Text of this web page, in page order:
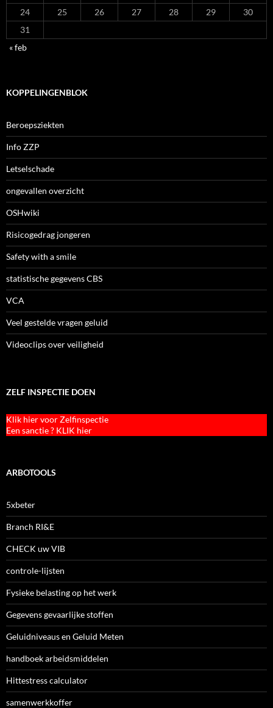
24
25 26 27 28 29
30
31
« feb
KOPPELINGENBLOK
Beroepsziekten
Info ZZP
Letselschade
ongevallen overzicht
OSHwiki
Risicogedrag jongeren
Safety with a smile
statistische gegevens CBS
VCA
Veel gestelde vragen geluid
Videoclips over veiligheid
ZELF INSPECTIE DOEN
Klik hier voor Zelfinspectie
Een sanctie ? KLIK hier
ARBOTOOLS
5xbeter
Branch RI&E
CHECK uw VIB
controle-lijsten
Fysieke belasting op het werk
Gegevens gevaarlijke stoffen
Geluidniveaus en Geluid Meten
handboek arbeidsmiddelen
Hittestress calculator
samenwerkkoffer